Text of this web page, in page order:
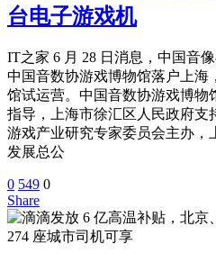
台电子游戏机
IT之家 6 月 28 日消息，中国音
中国音数协游戏博物馆落户上海
馆试运营。中国音数协游戏博物
指导，上海市徐汇区人民政府支
游戏产业研究专家委员会主办，
发展总公
0 549 0
Share